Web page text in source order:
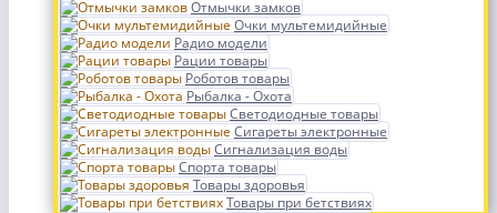
Отмычки замков
Очки мультемидийные
Радио модели
Рации товары
Роботов товары
Рыбалка - Охота
Светодиодные товары
Сигареты электронные
Сигнализация воды
Спорта товары
Товары здоровья
Товары при бетствиях